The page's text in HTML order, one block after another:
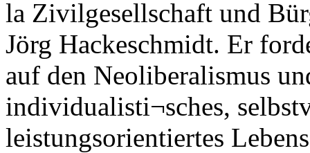
la Zivilgesellschaft und
Jörg Hackeschmidt. Er
auf den Neoliberalismus
individualisti¬sches,
leistungsorientiertes